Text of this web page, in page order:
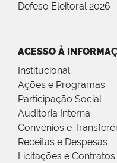
Defeso Eleitoral 2026
ACESSO À
Institucional
Ações e Programas
Participação Social
Auditoria Interna
Convênios e
Receitas e Despesas
Licitações e Contratos